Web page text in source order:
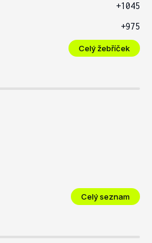
+1045
+975
Celý žebříček
Celý seznam